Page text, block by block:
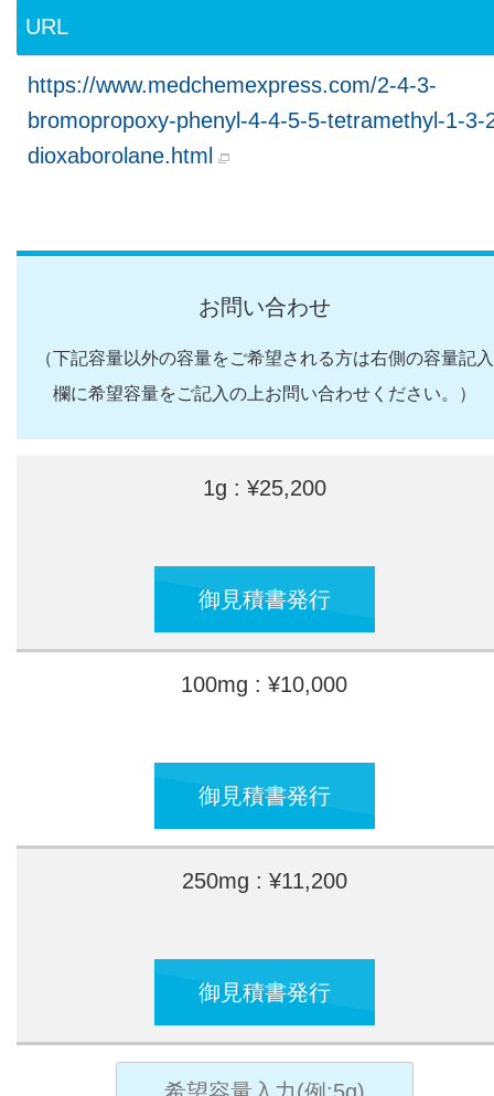
URL
https://www.medchemexpress.com/2-4-3-
bromopropoxy-phenyl-4-4-5-5-tetramethyl-1-3-
dioxaborolane.html
お問い合わせ
（下記容量以外の容量をご希望される方は右側の容量記入
欄に希望容量をご記入の上お問い合わせください。）
1g : ¥25,200
御見積書発行
100mg : ¥10,000
御見積書発行
250mg : ¥11,200
御見積書発行